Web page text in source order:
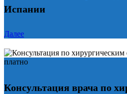
Испании
Далее
платно
Консультация врача по